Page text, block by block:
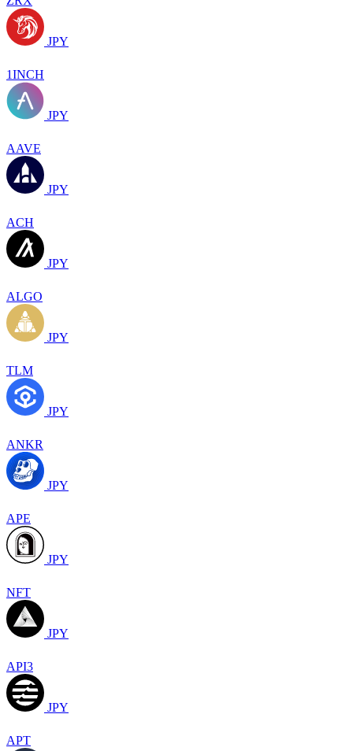
JPY
1INCH
JPY
AAVE
JPY
ACH
JPY
ALGO
JPY
TLM
JPY
ANKR
JPY
APE
JPY
NFT
JPY
API3
JPY
APT